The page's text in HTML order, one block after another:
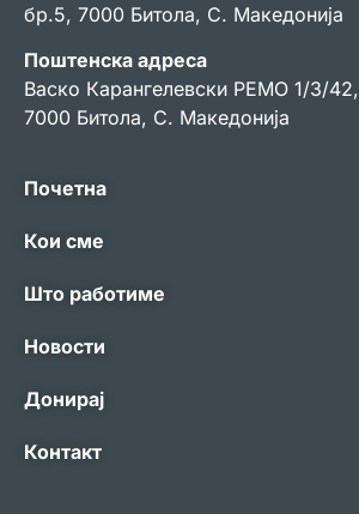
бр.5, 7000 Битола, С. Македонија
Поштенска адреса
Васко Карангелевски РЕМО 1/3/42,
7000 Битола, С. Македонија
Почетна
Кои сме
Што работиме
Новости
Донирај
Контакт